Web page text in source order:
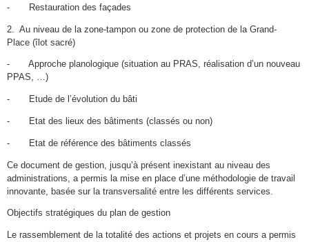
- Restauration des façades
2. Au niveau de la zone-tampon ou zone de protection de la Grand-
Place (îlot sacré)
- Approche planologique (situation au PRAS, réalisation d’un nouveau
PPAS, …)
- Etude de l’évolution du bâti
- Etat des lieux des bâtiments (classés ou non)
- Etat de référence des bâtiments classés
Ce document de gestion, jusqu’à présent inexistant au niveau des
administrations, a permis la mise en place d’une méthodologie de travail
innovante, basée sur la transversalité entre les différents services.
Objectifs stratégiques du plan de gestion
Le rassemblement de la totalité des actions et projets en cours a permis